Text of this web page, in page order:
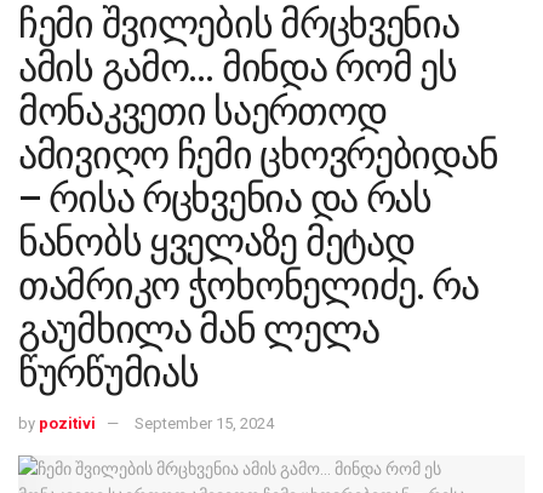
ჩემი შვილების მრცხვენია
ამის გამო… მინდა რომ ეს
მონაკვეთი საერთოდ
ამივიღო ჩემი ცხოვრებიდან
– რისა რცხვენია და რას
ნანობს ყველაზე მეტად
თამრიკო ჭოხონელიძე. რა
გაუმხილა მან ლელა
წურწუმიას
by pozitivi September 15, 2024